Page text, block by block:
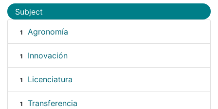
Subject
1 Agronomía
1 Innovación
1 Licenciatura
1 Transferencia